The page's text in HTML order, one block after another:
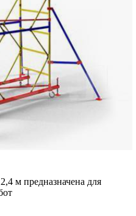
м предназначена для